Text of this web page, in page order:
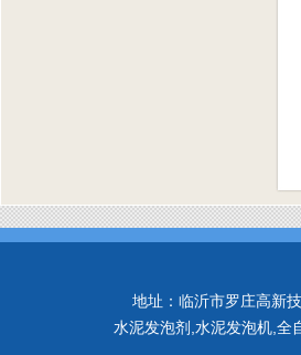
地址：临沂市罗庄高新
水泥发泡剂,水泥发泡机,全